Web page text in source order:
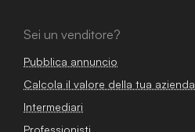
Sei un venditore?
Pubblica annuncio
Calcola il valore della tua azienda
Intermediari
Professionisti